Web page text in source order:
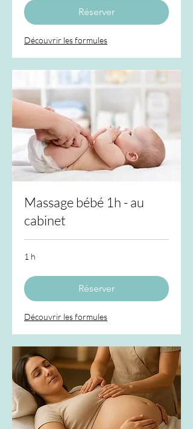
Réserver
Découvrir les formules
Massage bébé 1h - au
cabinet
1 h
Réserver
Découvrir les formules